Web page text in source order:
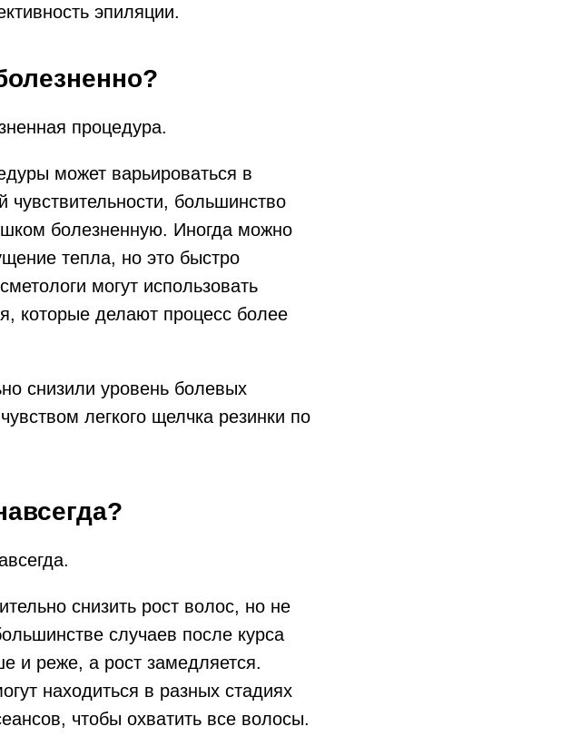
эпиляции.
процедура.
может варьироваться в
чувствительности, большинство
болезненную. Иногда можно
тепла, но это быстро
могут использовать
которые делают процесс более
снизили уровень болевых
легкого щелчка резинки по
снизить рост волос, но не
случаев после курса
и реже, а рост замедляется.
находиться в разных стадиях
чтобы охватить все волосы.